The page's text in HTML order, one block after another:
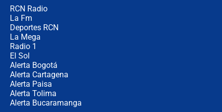
RCN Radio
La Fm
Deportes RCN
La Mega
Radio 1
El Sol
Alerta Bogotá
Alerta Cartagena
Alerta Paisa
Alerta Tolima
Alerta Bucaramanga